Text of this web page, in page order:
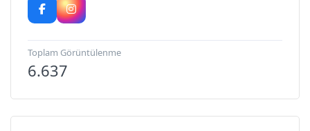
Toplam Görüntülenme
6.637